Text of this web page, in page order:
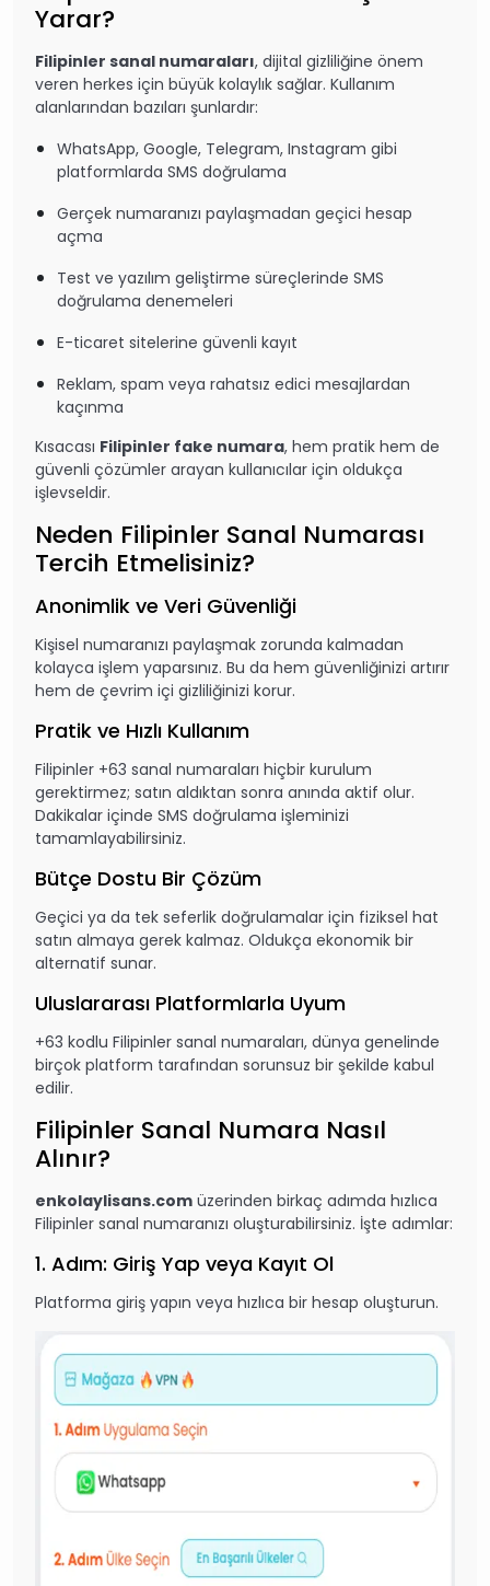
Yarar?
Filipinler sanal numaraları, dijital gizliliğine önem
veren herkes için büyük kolaylık sağlar. Kullanım
alanlarından bazıları şunlardır:
WhatsApp, Google, Telegram, Instagram gibi
platformlarda SMS doğrulama
Gerçek numaranızı paylaşmadan geçici hesap
açma
Test ve yazılım geliştirme süreçlerinde SMS
doğrulama denemeleri
E-ticaret sitelerine güvenli kayıt
Reklam, spam veya rahatsız edici mesajlardan
kaçınma
Kısacası Filipinler fake numara, hem pratik hem de
güvenli çözümler arayan kullanıcılar için oldukça
işlevseldir.
Neden Filipinler Sanal Numarası
Tercih Etmelisiniz?
Anonimlik ve Veri Güvenliği
Kişisel numaranızı paylaşmak zorunda kalmadan
kolayca işlem yaparsınız. Bu da hem güvenliğinizi artırır
hem de çevrim içi gizliliğinizi korur.
Pratik ve Hızlı Kullanım
Filipinler +63 sanal numaraları hiçbir kurulum
gerektirmez; satın aldıktan sonra anında aktif olur.
Dakikalar içinde SMS doğrulama işleminizi
tamamlayabilirsiniz.
Bütçe Dostu Bir Çözüm
Geçici ya da tek seferlik doğrulamalar için fiziksel hat
satın almaya gerek kalmaz. Oldukça ekonomik bir
alternatif sunar.
Uluslararası Platformlarla Uyum
+63 kodlu Filipinler sanal numaraları, dünya genelinde
birçok platform tarafından sorunsuz bir şekilde kabul
edilir.
Filipinler Sanal Numara Nasıl
Alınır?
enkolaylisans.com üzerinden birkaç adımda hızlıca
Filipinler sanal numaranızı oluşturabilirsiniz. İşte adımlar:
1. Adım: Giriş Yap veya Kayıt Ol
Platforma giriş yapın veya hızlıca bir hesap oluşturun.